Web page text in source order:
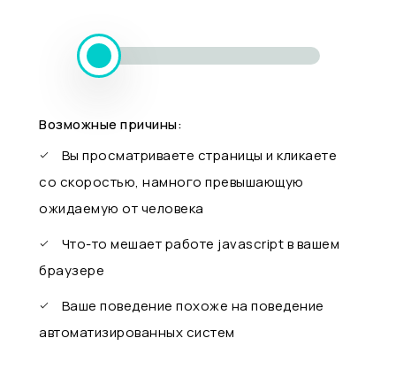
Возможные причины:
Вы просматриваете страницы и кликаете
со скоростью, намного превышающую
ожидаемую от человека
Что-то мешает работе javascript в вашем
браузере
Ваше поведение похоже на поведение
автоматизированных систем